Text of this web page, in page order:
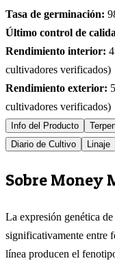
Tasa de germinación:
Último control de
Rendimiento interior:
cultivadores verificados)
Rendimiento exterior:
cultivadores verificados)
Info del Producto
Diario de Cultivo
Linaje
Sobre Money
La expresión genética
significativamente entre
línea producen el